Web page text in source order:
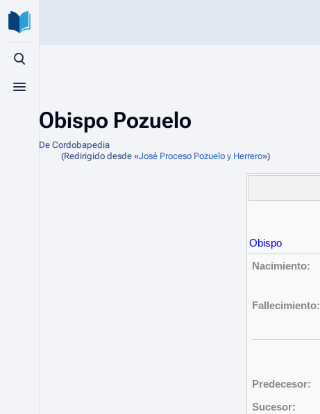
Búsqueda alternativa
Menú alternativo
Obispo Pozuelo
De Cordobapedia
(Redirigido desde «José Proceso Pozuelo y Herrero»)
Obispo
Nacimiento:
Fallecimiento:
Predecesor:
Sucesor: